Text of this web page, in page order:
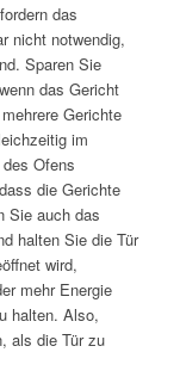
das
nicht notwendig,
Sparen Sie
das Gericht
Gerichte
im
Ofens
die Gerichte
Sie auch das
halten Sie die Tür
wird,
mehr Energie
halten. Also,
als die Tür zu